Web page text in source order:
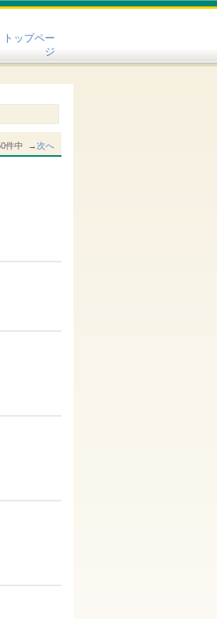
トップペー
ジ
件中 →次へ